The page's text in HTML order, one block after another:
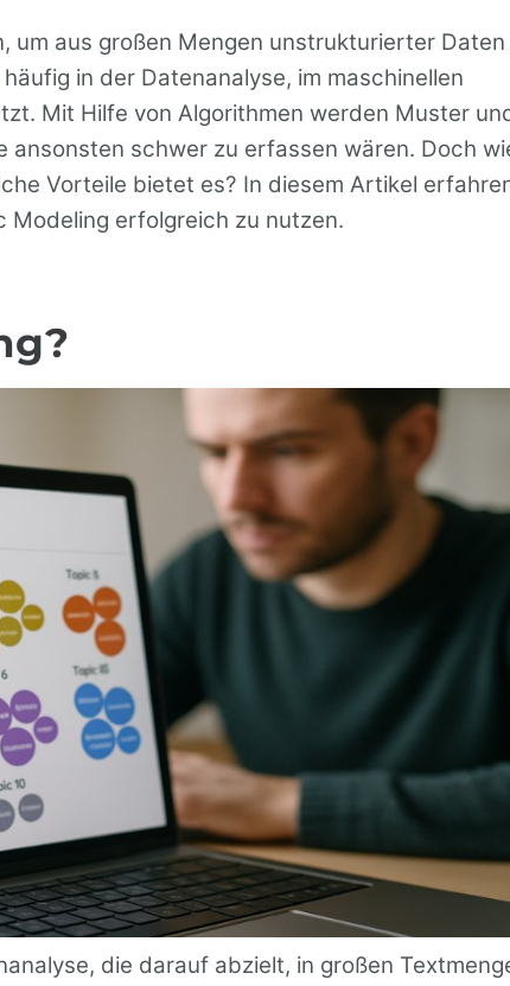
um aus großen Mengen unstrukturierter Daten
in der Datenanalyse, im maschinellen
Mit Hilfe von Algorithmen werden Muster
ansonsten schwer zu erfassen wären. Doch
Vorteile bietet es? In diesem Artikel
Modeling erfolgreich zu nutzen.
die darauf abzielt, in großen